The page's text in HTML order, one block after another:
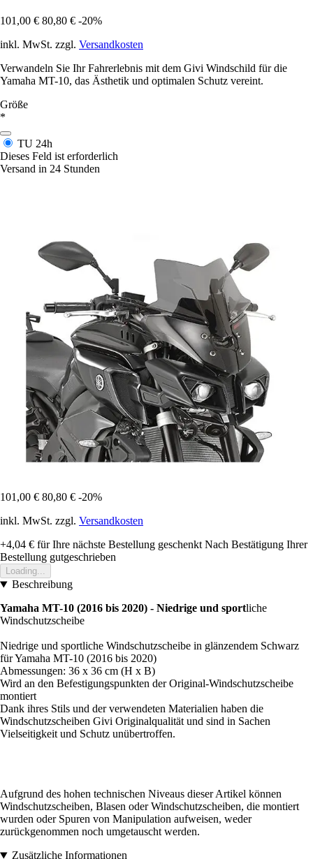
101,00 € 80,80 € -20%
inkl. MwSt. zzgl. Versandkosten
Verwandeln Sie Ihr Fahrerlebnis mit dem Givi Windschild für die
Yamaha MT-10, das Ästhetik und optimalen Schutz vereint.
Größe
*
TU 24h
Dieses Feld ist erforderlich
Versand in 24 Stunden
101,00 € 80,80 € -20%
inkl. MwSt. zzgl. Versandkosten
+4,04 € für Ihre nächste Bestellung geschenkt Nach Bestätigung Ihrer
Bestellung gutgeschrieben
Loading...
Beschreibung
Yamaha MT-10 (2016 bis 2020) - Niedrige und sportliche
Windschutzscheibe
Niedrige und sportliche Windschutzscheibe in glänzendem Schwarz
für Yamaha MT-10 (2016 bis 2020)
Abmessungen: 36 x 36 cm (H x B)
Wird an den Befestigungspunkten der Original-Windschutzscheibe
montiert
Dank ihres Stils und der verwendeten Materialien haben die
Windschutzscheiben Givi Originalqualität und sind in Sachen
Vielseitigkeit und Schutz unübertroffen.
Aufgrund des hohen technischen Niveaus dieser Artikel können
Windschutzscheiben, Blasen oder Windschutzscheiben, die montiert
wurden oder Spuren von Manipulation aufweisen, weder
zurückgenommen noch umgetauscht werden.
Zusätzliche Informationen